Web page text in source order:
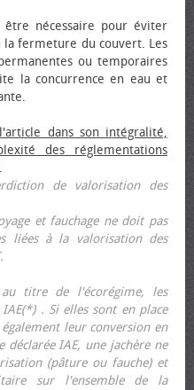
être nécessaire pour éviter
fermeture du couvert. Les
ou temporaires
la concurrence en eau et
dans son intégralité,
des réglementations
.
de valorisation des
et fauchage ne doit pas
liées à la valorisation des
titre de l'écorégime, les
. Si elles sont en place
leur conversion en
IAE, une jachère ne
(pâture ou fauche) et
sur l'ensemble de la